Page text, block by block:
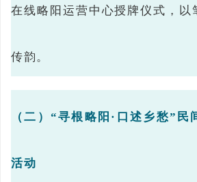
在线略阳运营中心授牌仪式，以
传韵。
（二）“寻根略阳·口述乡愁”民
活动